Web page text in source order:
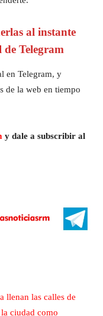
al instante
Telegram
en Telegram, y
de la web en tiempo
y dale a subscribir al
llenan las calles de
ciudad como